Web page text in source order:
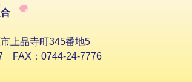
上品寺町345番地5
FAX：0744-24-7776